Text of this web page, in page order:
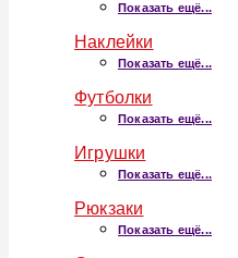
Показать ещё...
Наклейки
Показать ещё...
Футболки
Показать ещё...
Игрушки
Показать ещё...
Рюкзаки
Показать ещё...